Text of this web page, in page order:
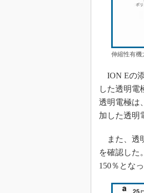
伸縮性有機
ION Eの
した透明電
透明電極は
加した透明
また、透
を確認した
150％となっ